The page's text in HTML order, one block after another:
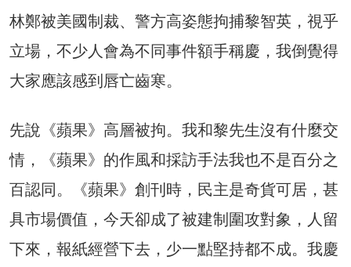
林鄭被美國制裁、警方高姿態拘捕黎智英，視乎
立場，不少人會為不同事件額手稱慶，我倒覺得
大家應該感到唇亡齒寒。
先說《蘋果》高層被拘。我和黎先生沒有什麼交
情，《蘋果》的作風和採訪手法我也不是百分之
百認同。《蘋果》創刊時，民主是奇貨可居，甚
具市場價值，今天卻成了被建制圍攻對象，人留
下來，報紙經營下去，少一點堅持都不成。我慶